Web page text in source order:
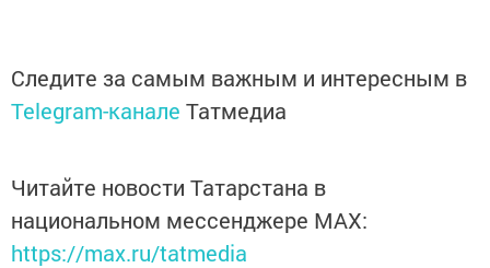
Следите за самым важным и интересным в
Telegram-канале Татмедиа
Читайте новости Татарстана в
национальном мессенджере MАХ:
https://max.ru/tatmedia